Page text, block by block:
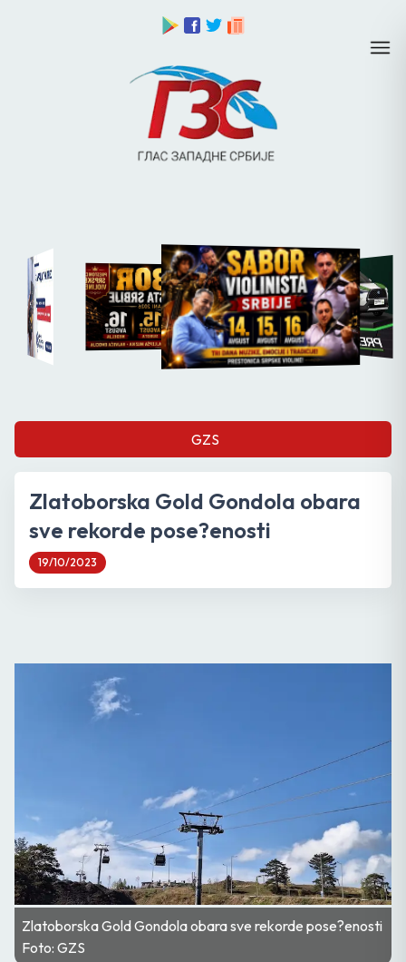
GZS
Zlatoborska Gold Gondola obara
sve rekorde pose?enosti
19/10/2023
Zlatoborska Gold Gondola obara sve rekorde pose?enosti
Foto: GZS